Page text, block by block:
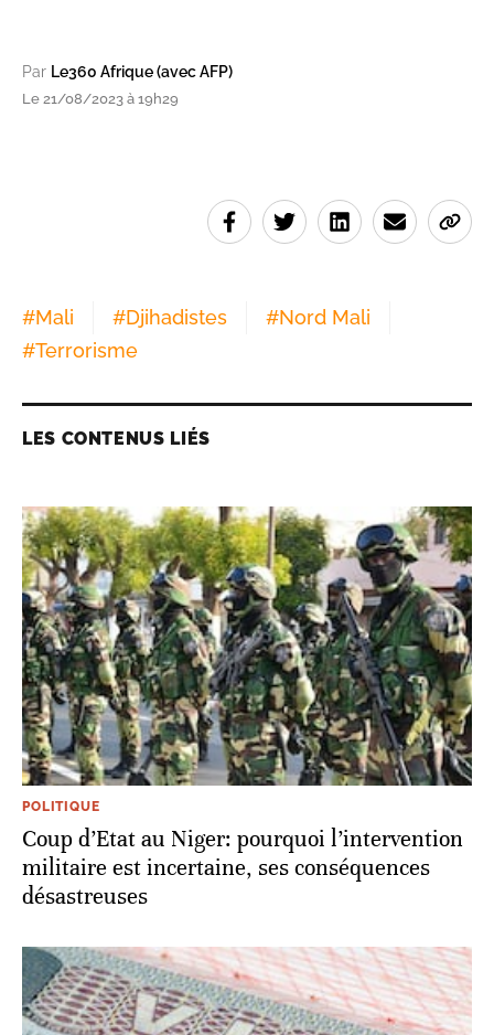
Par Le360 Afrique (avec AFP)
Le 21/08/2023 à 19h29
#Mali #Djihadistes #Nord Mali
#Terrorisme
LES CONTENUS LIÉS
POLITIQUE
Coup d’Etat au Niger: pourquoi l’intervention
militaire est incertaine, ses conséquences
désastreuses